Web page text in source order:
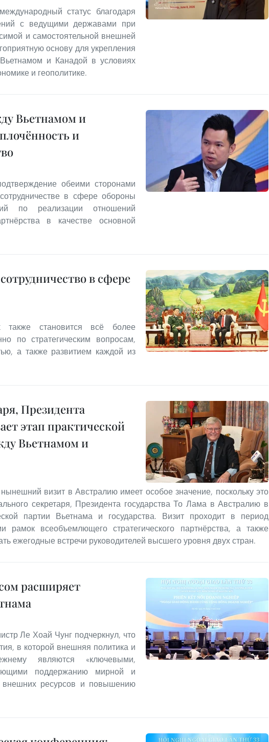
статус благодаря
с ведущими державами при
и самостоятельной внешней
основу для укрепления
Вьетнамом и Канадой в условиях
и геополитике.
Вьетнамом и
и
обеими сторонами
в сфере обороны
по реализации отношений
в качестве основной
в сфере
также становится всё более
по стратегическим вопросам,
а также развитием каждой из
Президента
этап практической
Вьетнамом и
визит в Австралию имеет особое значение, поскольку это
секретаря, Президента государства То Лама в Австралию в
партии Вьетнама и государства. Визит проходит в период
рамок всеобъемлющего стратегического партнёрства, а также
ежегодные встречи руководителей высшего уровня двух стран.
расширяет
Ле Хоай Чунг подчеркнул, что
в которой внешняя политика и
являются «ключевыми,
поддержанию мирной и
внешних ресурсов и повышению